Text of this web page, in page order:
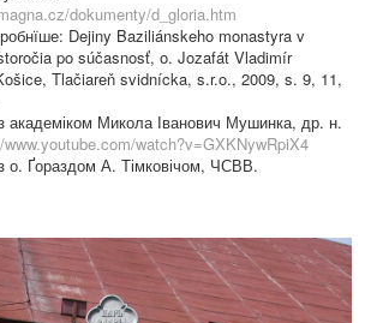
dokumenty/d_gloria.htm
Dejiny Baziliánskeho monastyra v
po súčasnosť, o. Jozafát Vladimír
Tlačiareň svidnícka, s.r.o., 2009, s. 9, 11,
академіком Микола Іванович Мушинка, др. н.
watch?v=GXKNywRpiX4
о. Ґораздом А. Тімковічом, ЧСВВ.